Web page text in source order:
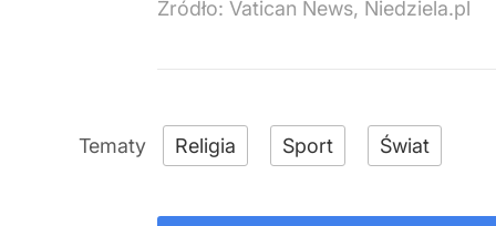
Źródło: Vatican News, Niedziela.pl
Religia Sport Świat